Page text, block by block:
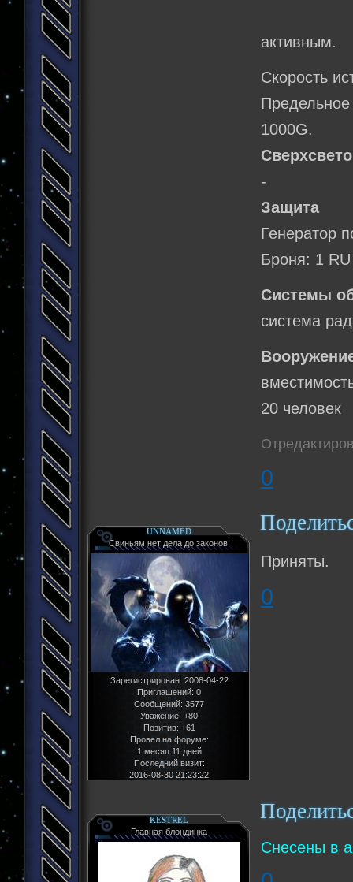
активным.
Скорость
1000G.
-
Защита
Генератор
Броня: 1 RU
Системы
система
20 человек
0
UNNAMED
Свиньям нет дела до законов!
Зарегистрирован: 2008-04-22
Приглашений: 0
Сообщений: 3577
Уважение: +80
Позитив: +61
Провел на форуме:
1 месяц 11 дней
Последний визит:
2016-08-30 21:23:22
Приняты.
0
KESTREL
Главная блондинка
Снесены в